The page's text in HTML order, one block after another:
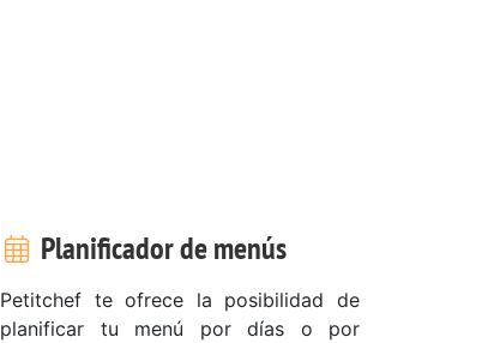
Planificador de menús
Petitchef te ofrece la posibilidad de
planificar tu menú por días o por